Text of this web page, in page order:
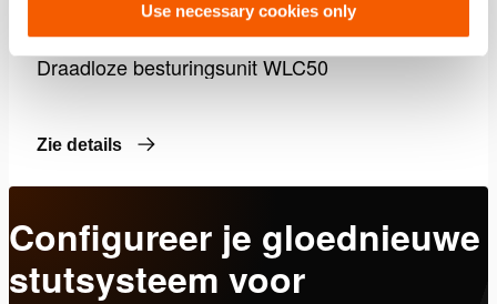
Use necessary cookies only
Draadloze besturingsunit WLC50
Zie details
Configureer je gloednieuwe
stutsysteem voor